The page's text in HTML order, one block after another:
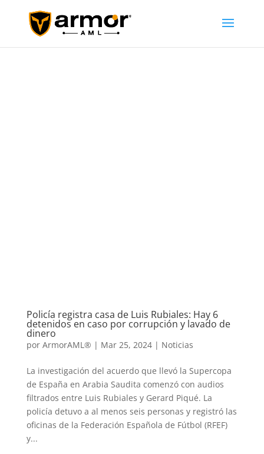
Policía registra casa de Luis Rubiales: Hay 6
detenidos en caso por corrupción y lavado de
dinero
por ArmorAML® | Mar 25, 2024| Noticias
La investigación del acuerdo que llevó la Supercopa
de España en Arabia Saudita comenzó con audios
filtrados entre Luis Rubiales y Gerard Piqué. La
policía detuvo a al menos seis personas y registró las
oficinas de la Federación Española de Fútbol (RFEF)
y...